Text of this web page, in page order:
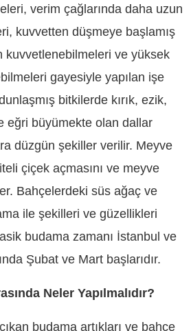
verim çağlarında daha uzun
kuvvetten düşmeye başlamış
kuvvetlenebilmeleri ve yüksek
gayesiyle yapılan işe
bitkilerde kırık, ezik,
eğri büyümekte olan dallar
düzgün şekiller verilir. Meyve
çiçek açmasını ve meyve
Bahçelerdeki süs ağaç ve
ile şekilleri ve güzellikleri
budama zamanı İstanbul ve
Şubat ve Mart başlarıdır.
Neler Yapılmalıdır?
budama artıkları ve bahçe